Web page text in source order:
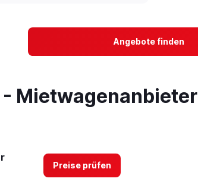
Angebote finden
- Mietwagenanbieter
Preise prüfen